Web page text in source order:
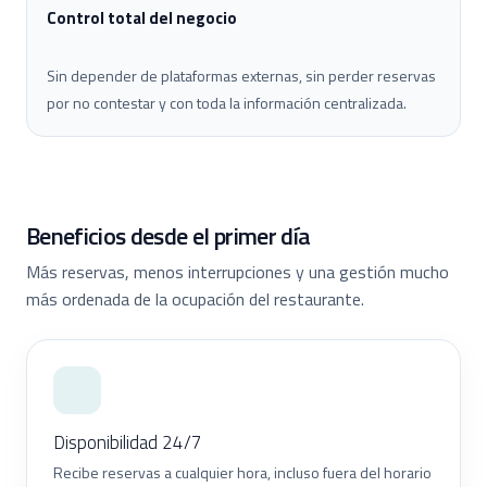
Control total del negocio
Sin depender de plataformas externas, sin perder reservas
por no contestar y con toda la información centralizada.
Beneficios desde el primer día
Más reservas, menos interrupciones y una gestión mucho
más ordenada de la ocupación del restaurante.
Disponibilidad 24/7
Recibe reservas a cualquier hora, incluso fuera del horario